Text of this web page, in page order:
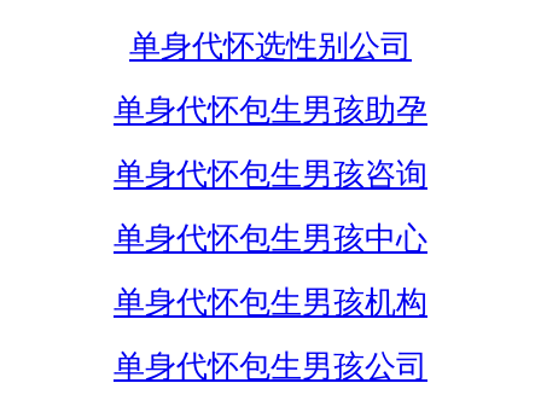
单身代怀选性别公司
单身代怀包生男孩助孕
单身代怀包生男孩咨询
单身代怀包生男孩中心
单身代怀包生男孩机构
单身代怀包生男孩公司